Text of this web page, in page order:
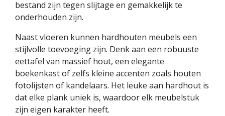
bestand zijn tegen slijtage en gemakkelijk te
onderhouden zijn.
Naast vloeren kunnen hardhouten meubels een
stijlvolle toevoeging zijn. Denk aan een robuuste
eettafel van massief hout, een elegante
boekenkast of zelfs kleine accenten zoals houten
fotolijsten of kandelaars. Het leuke aan hardhout is
dat elke plank uniek is, waardoor elk meubelstuk
zijn eigen karakter heeft.